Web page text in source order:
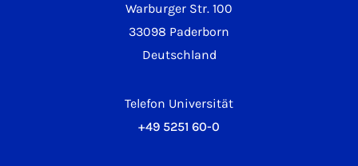
Warburger Str. 100
33098 Paderborn
Deutschland
Telefon Universität
+49 5251 60-0